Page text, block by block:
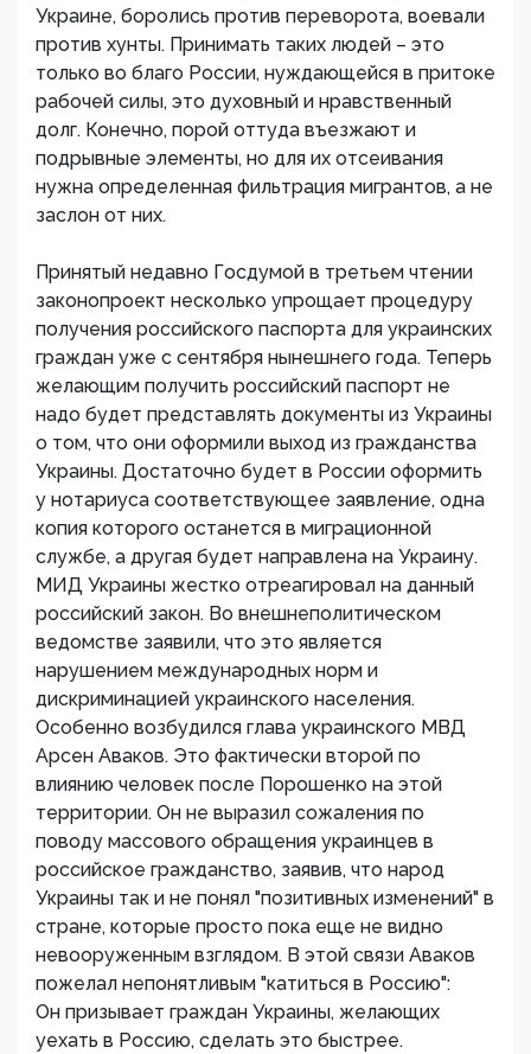
Украине, боролись против переворота, воевали
против хунты. Принимать таких людей – это
только во благо России, нуждающейся в притоке
рабочей силы, это духовный и нравственный
долг. Конечно, порой оттуда въезжают и
подрывные элементы, но для их отсеивания
нужна определенная фильтрация мигрантов, а не
заслон от них.
Принятый недавно Госдумой в третьем чтении
законопроект несколько упрощает процедуру
получения российского паспорта для украинских
граждан уже с сентября нынешнего года. Теперь
желающим получить российский паспорт не
надо будет представлять документы из Украины
о том, что они оформили выход из гражданства
Украины. Достаточно будет в России оформить
у нотариуса соответствующее заявление, одна
копия которого останется в миграционной
службе, а другая будет направлена на Украину.
МИД Украины жестко отреагировал на данный
российский закон. Во внешнеполитическом
ведомстве заявили, что это является
нарушением международных норм и
дискриминацией украинского населения.
Особенно возбудился глава украинского МВД
Арсен Аваков. Это фактически второй по
влиянию человек после Порошенко на этой
территории. Он не выразил сожаления по
поводу массового обращения украинцев в
российское гражданство, заявив, что народ
Украины так и не понял "позитивных изменений" в
стране, которые просто пока еще не видно
невооруженным взглядом. В этой связи Аваков
пожелал непонятливым "катиться в Россию":
Он призывает граждан Украины, желающих
уехать в Россию, сделать это быстрее.